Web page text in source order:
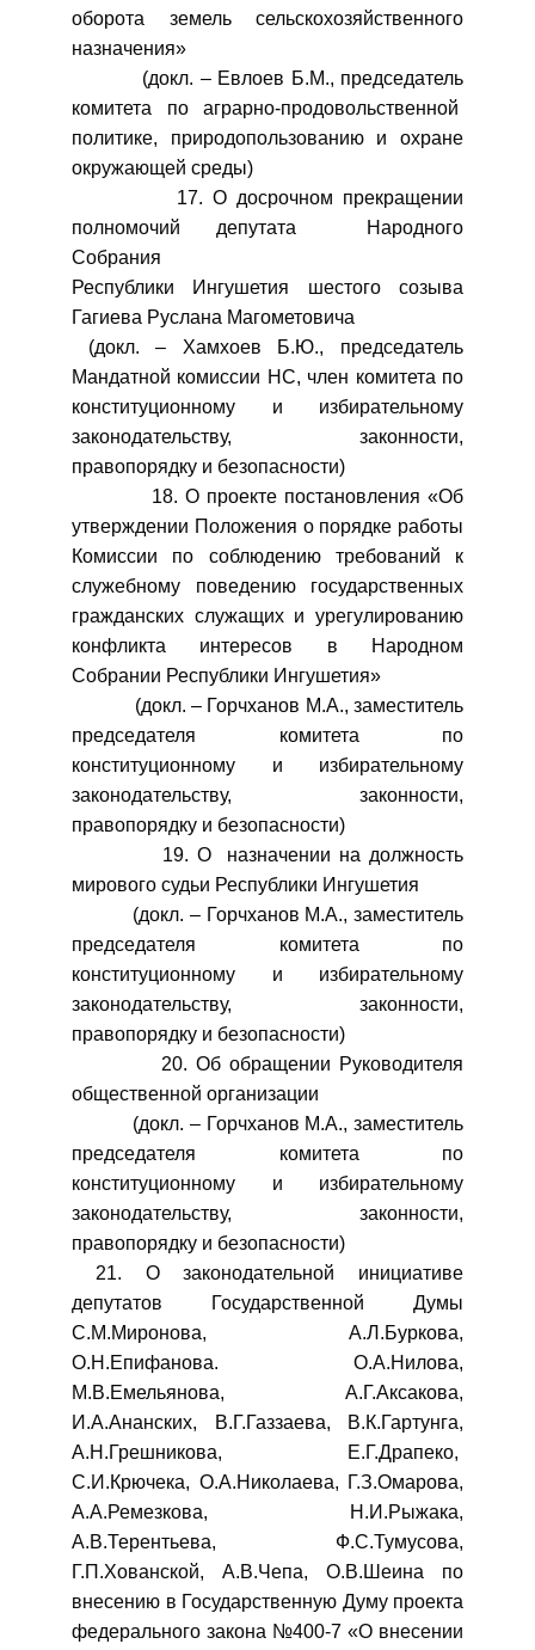
оборота земель сельскохозяйственного
назначения»
(докл. – Евлоев Б.М., председатель
комитета по аграрно-продовольственной
политике, природопользованию и охране
окружающей среды)
17. О досрочном прекращении
полномочий депутата Народного
Собрания
Республики Ингушетия шестого созыва
Гагиева Руслана Магометовича
(докл. – Хамхоев Б.Ю., председатель
Мандатной комиссии НС, член комитета по
конституционному и избирательному
законодательству, законности,
правопорядку и безопасности)
18. О проекте постановления «Об
утверждении Положения о порядке работы
Комиссии по соблюдению требований к
служебному поведению государственных
гражданских служащих и урегулированию
конфликта интересов в Народном
Собрании Республики Ингушетия»
(докл. – Горчханов М.А., заместитель
председателя комитета по
конституционному и избирательному
законодательству, законности,
правопорядку и безопасности)
19. О назначении на должность
мирового судьи Республики Ингушетия
(докл. – Горчханов М.А., заместитель
председателя комитета по
конституционному и избирательному
законодательству, законности,
правопорядку и безопасности)
20. Об обращении Руководителя
общественной организации
(докл. – Горчханов М.А., заместитель
председателя комитета по
конституционному и избирательному
законодательству, законности,
правопорядку и безопасности)
21. О законодательной инициативе
депутатов Государственной Думы
С.М.Миронова, А.Л.Буркова,
О.Н.Епифанова. О.А.Нилова,
М.В.Емельянова, А.Г.Аксакова,
И.А.Ананских, В.Г.Газзаева, В.К.Гартунга,
А.Н.Грешникова, Е.Г.Драпеко,
С.И.Крючека, О.А.Николаева, Г.З.Омарова,
А.А.Ремезкова, Н.И.Рыжака,
А.В.Терентьева, Ф.С.Тумусова,
Г.П.Хованской, А.В.Чепа, О.В.Шеина по
внесению в Государственную Думу проекта
федерального закона №400-7 «О внесении